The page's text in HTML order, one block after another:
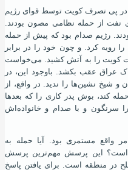
در پی تصرف کویت توسط قوای رﮊیم
نفت از حمله نظامی مصون بودند.
رﮊیم صدام بود که پیش از حمله
رویه کرد. و چون خود را در برابر
کویت را به آتش کشید. می‌خواست
عراق عقب بکشد. باوجود این، در
شیخ نشین‌ها را ندید. در واقع، از
کند، بوش پدر کاری را که بعدها
سرنگون و با صدام و خانواده‌اش
واقع مستمری بود. آیا حمله به
است؟ این پرسش مهم‌ترین پرسش
در منطقه است. برای یافتن پاسخ